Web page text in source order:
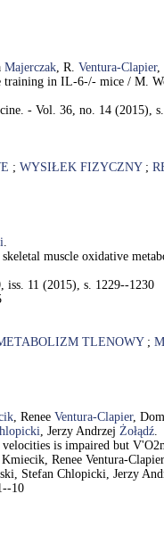
Majerczak, R. Ventura-Clapier,
training in IL-6-/- mice / M.
- Vol. 36, no. 14 (2015),
; WYSIŁEK FIZYCZNY;
.
muscle oxidative
iss. 11 (2015), s. 1229--1230
TLENOWY;
, Renee Ventura-Clapier,
, Jerzy Andrzej Żołądź.
is impaired but
Renee Ventura-
Stefan Chlopicki, Jerzy
10